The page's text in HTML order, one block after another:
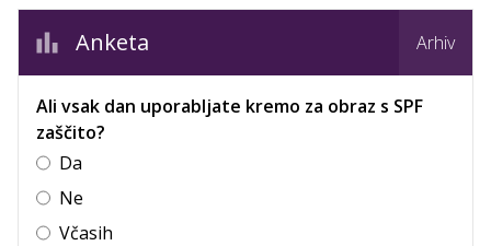
Anketa Arhiv
Ali vsak dan uporabljate kremo za obraz s SPF
zaščito?
Da
Ne
Včasih